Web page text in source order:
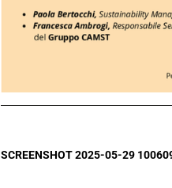
SCREENSHOT 2025-05-29